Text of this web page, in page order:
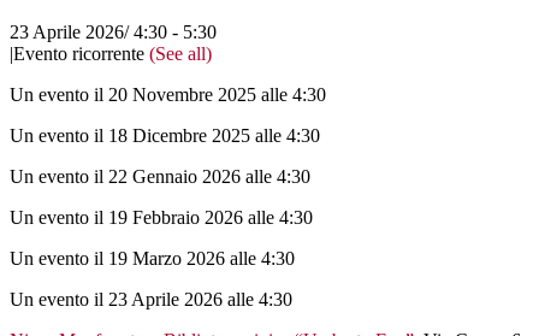
23 Aprile 2026/ 4:30 - 5:30
|Evento ricorrente (See all)
Un evento il 20 Novembre 2025 alle 4:30
Un evento il 18 Dicembre 2025 alle 4:30
Un evento il 22 Gennaio 2026 alle 4:30
Un evento il 19 Febbraio 2026 alle 4:30
Un evento il 19 Marzo 2026 alle 4:30
Un evento il 23 Aprile 2026 alle 4:30